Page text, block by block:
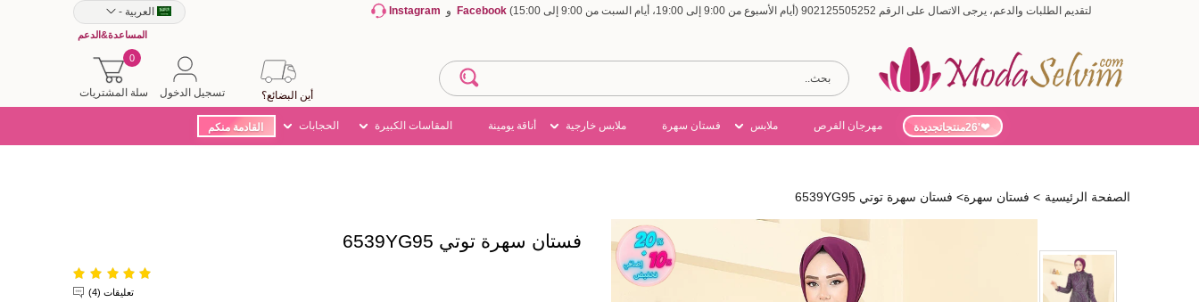
لتقديم الطلبات والدعم، يرجى الاتصال على الرقم 902125505252 (أيام الأسبوع من 9:00 إلى 19:00، أيام السبت من 9:00 إلى 15:00) Facebook و Instagram العربية -
المساعدة&الدعم
سلة المشتريات
0
تسجيل الدخول أين البضائع؟
'26منتجاتجديدة مهرجان الفرص ملابس فستان سهرة ملابس خارجية أناقة يومينة المقاسات الكبيرة الحجابات القادمة منكم
الصفحة الرئيسية > فستان سهرة> فستان سهرة توتي 6539YG95
فستان سهرة توتي 6539YG95
تعليقات (4)